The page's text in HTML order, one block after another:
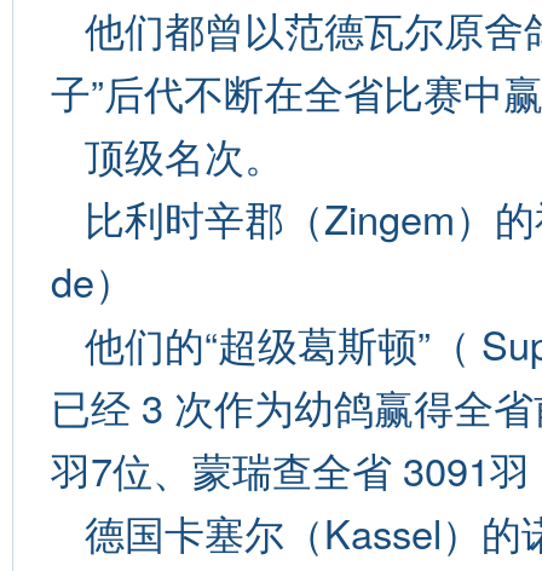
他们都曾以范德瓦尔原舍
子”后代不断在全省比赛中
顶级名次。
比利时辛郡（Zingem）
de）
他们的“超级葛斯顿”（
已经 3 次作为幼鸽赢得全
羽7位、蒙瑞查全省 3091
德国卡塞尔（Kassel）的